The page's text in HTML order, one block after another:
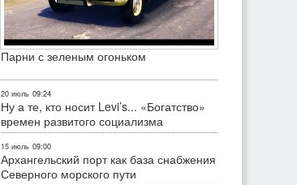
Парни с зеленым огоньком
20 июль 09:24
Ну а те, кто носит Levi’s... «Богатство»
времен развитого социализма
15 июль 09:00
Архангельский порт как база снабжения
Северного морского пути